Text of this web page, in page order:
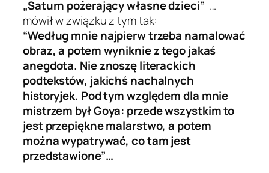
„Saturn pożerający własne dzieci” …
mówił w związku z tym tak:
“Według mnie najpierw trzeba namalować
obraz, a potem wyniknie z tego jakaś
anegdota. Nie znoszę literackich
podtekstów, jakichś nachalnych
historyjek. Pod tym względem dla mnie
mistrzem był Goya: przede wszystkim to
jest przepiękne malarstwo, a potem
można wypatrywać, co tam jest
przedstawione”…